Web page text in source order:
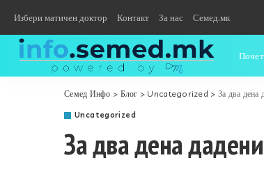
Избери матичен доктор Контакт За нас Семед.мк
Семед Инфо > Блог > Uncategorized > За два дена
Uncategorized
За два дена